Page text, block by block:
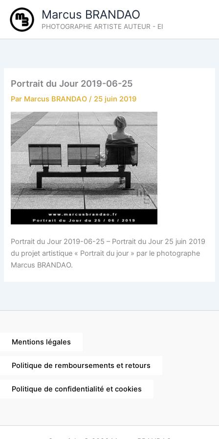
contenu
Marcus BRANDAO
PHOTOGRAPHE ARTISTE AUTEUR - EI
Portrait du Jour 2019-06-25
Par Marcus BRANDAO/ 25 juin 2019
Portrait du Jour 2019-06-25 – Portrait du Jour 25 juin 2019
du projet artistique « Portrait du jour » par le photographe
Marcus BRANDAO.
Mentions légales
Politique de remboursements et retours
Politique de confidentialité et cookies